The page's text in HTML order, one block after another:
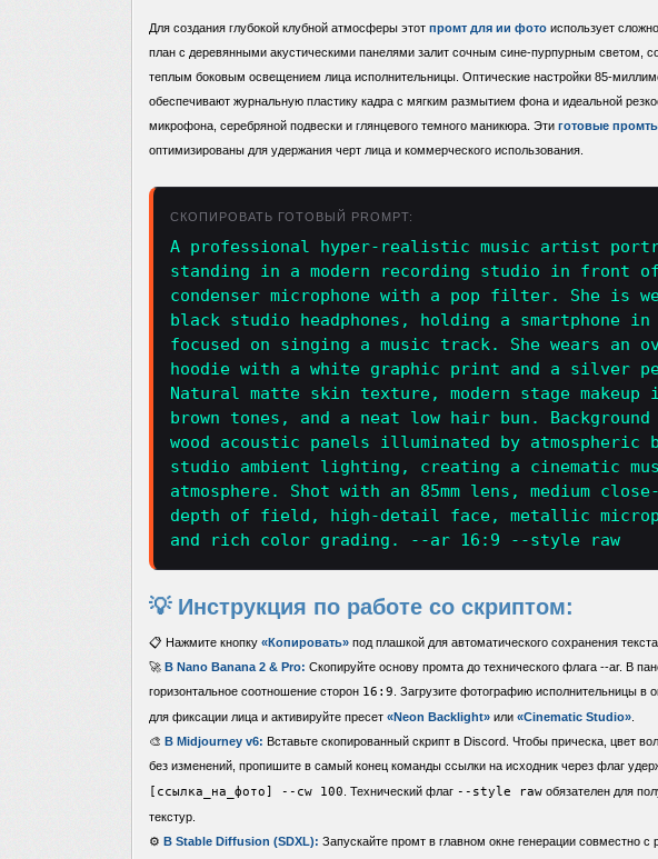
Для создания глубокой клубной атмосферы этот промт для ии фото использует
план с деревянными акустическими панелями залит сочным сине-пурпурным светом,
теплым боковым освещением лица исполнительницы. Оптические настройки 85-
обеспечивают журнальную пластику кадра с мягким размытием фона и идеальной
микрофона, серебряной подвески и глянцевого темного маникюра. Эти готовые
оптимизированы для удержания черт лица и коммерческого использования.
СКОПИРОВАТЬ ГОТОВЫЙ PROMPT:
A professional hyper-realistic music artist
standing in a modern recording studio in front
condenser microphone with a pop filter. She is
black studio headphones, holding a smartphone in
focused on singing a music track. She wears an
hoodie with a white graphic print and a silver
Natural matte skin texture, modern stage makeup
brown tones, and a neat low hair bun. Background
wood acoustic panels illuminated by atmospheric
studio ambient lighting, creating a cinematic
atmosphere. Shot with an 85mm lens, medium
depth of field, high-detail face, metallic
and rich color grading. --ar 16:9 --style raw
💡 Инструкция по работе со скриптом:
📋 Нажмите кнопку «Копировать» под плашкой для автоматического сохранения
🚀 В Nano Banana 2 & Pro: Скопируйте основу промта до технического флага --ar. В
горизонтальное соотношение сторон 16:9 . Загрузите фотографию исполнительницы в
для фиксации лица и активируйте пресет «Neon Backlight» или «Cinematic Studio»
🎨 В Midjourney v6: Вставьте скопированный скрипт в Discord. Чтобы прическа, цвет
без изменений, пропишите в самый конец команды ссылки на исходник через флаг
[ссылка_на_фото] --cw 100 . Технический флаг --style raw обязателен для
текстур.
⚙️ В Stable Diffusion (SDXL): Запускайте промт в главном окне генерации совместно